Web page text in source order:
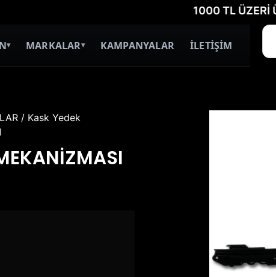
1000 TL ÜZERİ
▾ MARKALAR▾ KAMPANYALAR İLETİŞİM
/ Kask Yedek